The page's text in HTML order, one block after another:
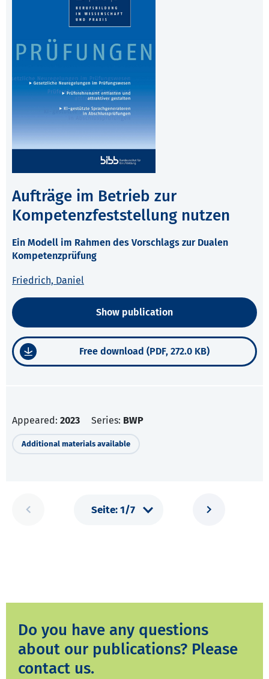
Aufträge im Betrieb zur
Kompetenzfeststellung nutzen
Ein Modell im Rahmen des Vorschlags zur Dualen
Kompetenzprüfung
Friedrich, Daniel
Show publication
Free download (PDF, 272.0 KB)
Appeared: 2023 Series: BWP
Additional materials available
Do you have any questions
about our publications? Please
contact us.